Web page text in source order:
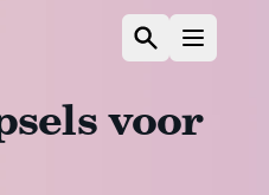
ZoekenOpen
voor